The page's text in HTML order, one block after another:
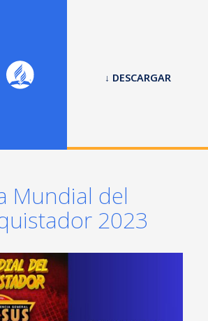
↓ DESCARGAR
Mundial del
2023